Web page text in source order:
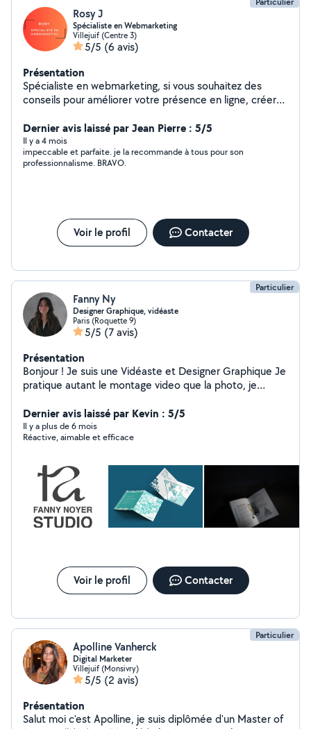
Rosy J
Spécialiste en Webmarketing
Villejuif (Centre 3)
5/5 (6 avis)
Présentation
Spécialiste en webmarketing, si vous souhaitez des
conseils pour améliorer votre présence en ligne, créer
communication sur les réseaux sociaux, n'hésitez pas à
me contacter.
Dernier avis laissé par Jean Pierre : 5/5
Il y a 4 mois
impeccable et parfaite. je la recommande à tous pour son
professionnalisme. BRAVO.
Voir le profil Contacter
Particulier
Fanny Ny
Designer Graphique, vidéaste
Paris (Roquette 9)
5/5 (7 avis)
Présentation
Bonjour ! Je suis une Vidéaste et Designer Graphique Je
pratique autant le montage video que la photo, je
design , n'hésitez pas ! Diplômée d'un Bachelor Design
Graphique print et numérique et d'un Master Direction
Artistique
Dernier avis laissé par Kevin : 5/5
Il y a plus de 6 mois
Réactive, aimable et efficace
Voir le profil Contacter
Particulier
Apolline Vanherck
Digital Marketer
Villejuif (Monsivry)
5/5 (2 avis)
Présentation
Salut moi c'est Apolline, je suis diplômée d'un Master of